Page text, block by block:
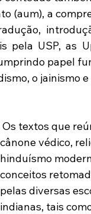
(aum), a
pela USP, as
papel
o jainismo
cânone védico,
hinduísmo
conceitos
pelas diversas
indianas, tais